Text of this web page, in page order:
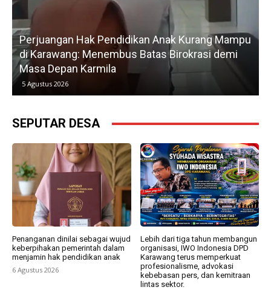
Perjuangan Hak Pendidikan Anak Kurang Mampu
di Karawang: Menembus Batas Birokrasi demi
Masa Depan Karmila
5 Agustus 2026
SEPUTAR DESA
Penanganan dinilai sebagai wujud
keberpihakan pemerintah dalam
menjamin hak pendidikan anak
6 Agustus 2026
Lebih dari tiga tahun membangun
organisasi, IWO Indonesia DPD
Karawang terus memperkuat
profesionalisme, advokasi
kebebasan pers, dan kemitraan
lintas sektor.